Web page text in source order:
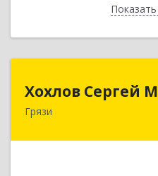
Хохлов Сергей
Грязи
Хохлов